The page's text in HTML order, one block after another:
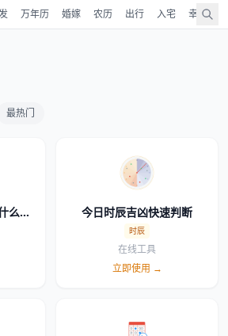
万年历 婚嫁 农历 出行 入宅 幸运色
最热门
么时
今日时辰吉凶快速判断
时辰
在线工具
立即使用 →